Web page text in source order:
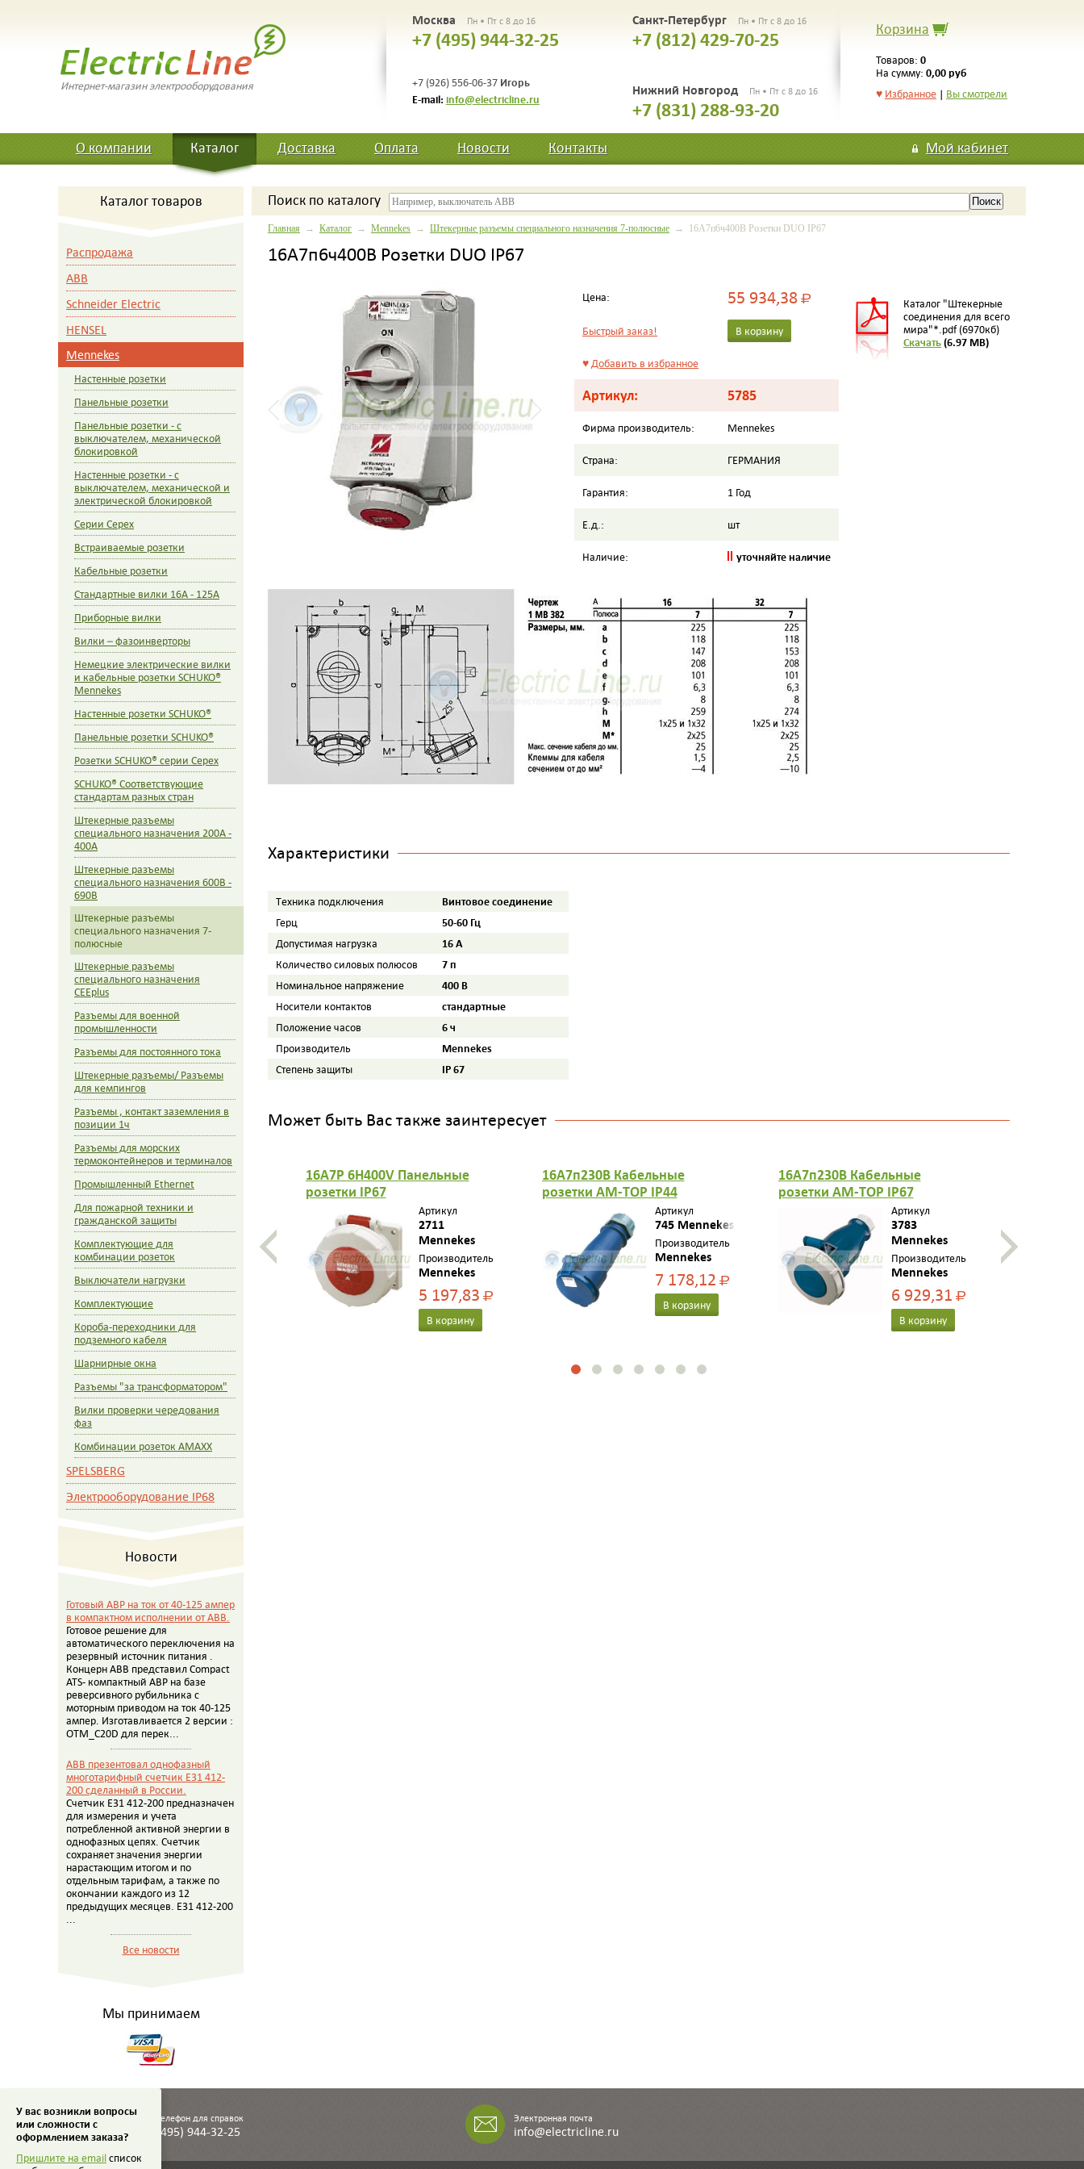
Интернет-магазин электрооборудования
Москва Пн • Пт с 8 до 16
+7 (495) 944-32-25
+7 (926) 556-06-37 Игорь
E-mail: info@electricline.ru
Санкт-Петербург Пн • Пт с 8 до 16
+7 (812) 429-70-25
Нижний Новгород Пн • Пт с 8 до 16
+7 (831) 288-93-20
Корзина
Товаров: 0
На сумму: 0,00 руб
♥ Избранное | Вы смотрели
О компании Каталог Доставка Оплата Новости Контакты Мой кабинет
Каталог товаров
Распродажа
ABB
Schneider Electric
HENSEL
Mennekes
Настенные розетки
Панельные розетки
Панельные розетки - с
выключателем, механической
блокировкой
Настенные розетки - с
выключателем, механической и
электрической блокировкой
Cерии Cepex
Встраиваемые розетки
Кабельные розетки
Стандартные вилки 16A - 125A
Приборные вилки
Вилки – фазоинверторы
Немецкие электрические вилки
и кабельные розетки SCHUKO®
Mennekes
Настенные розетки SCHUKO®
Панельные розетки SCHUKO®
Розетки SCHUKO® серии Cepex
SCHUKO® Cоответствующие
стандартам разных стран
Штекерные разъемы
специального назначения 200A -
400A
Штекерные разъемы
специального назначения 600В -
690В
Штекерные разъемы
специального назначения 7-
полюсные
Штекерные разъемы
специального назначения
CEEplus
Разъемы для военной
промышленности
Разъемы для постоянного тока
Штекерные разъемы/ Разъемы
для кемпингов
Разъемы , контакт заземления в
позиции 1ч
Разъемы для морских
термоконтейнеров и терминалов
Промышленный Ethernet
Для пожарной техники и
гражданской защиты
Комплектующие для
комбинации розеток
Выключатели нагрузки
Комплектующие
Короба-переходники для
подземного кабеля
Шарнирные окна
Разъемы "за трансформатором"
Вилки проверки чередования
фаз
Комбинации розеток AMAXX
SPELSBERG
Электрооборудование IP68
Новости
Готовый АВР на ток от 40-125 ампер
в компактном исполнении от АВВ.
Готовое решение для
автоматического переключения на
резервный источник питания .
Концерн АВВ представил Compact
ATS- компактный АВР на базе
реверсивного рубильника с
моторным приводом на ток 40-125
ампер. Изготавливается 2 версии :
OTM_C20D для перек...
ABB презентовал однофазный
многотарифный счетчик E31 412-
200 сделанный в России.
Счетчик E31 412-200 предназначен
для измерения и учета
потребленной активной энергии в
однофазных цепях. Счетчик
сохраняет значения энергии
нарастающим итогом и по
отдельным тарифам, а также по
окончании каждого из 12
предыдущих месяцев. E31 412-200
...
Все новости
Мы принимаем
Поиск по каталогу
Главная → Каталог → Mennekes → Штекерные разъемы специального назначения 7-полюсные → 16A7п6ч400B Розетки DUO IP67
16A7п6ч400B Розетки DUO IP67
Цена: 55 934,38Р
Быстрый заказ! В корзину
♥Добавить в избранное
Артикул: 5785
Фирма производитель: Mennekes
Страна: ГЕРМАНИЯ
Гарантия: 1 Год
Е.д.: шт
Наличие: уточняйте наличие
Каталог "Штекерные
соединения для всего
мира"*.pdf (6970кб)
Скачать(6.97 MB)
Характеристики
Tехника подключения Винтовое соединение
Герц 50-60 Гц
Допустимая нагрузка 16 A
Количество силовых полюсов 7 п
Номинальное напряжение 400 B
Носители контактов стандартные
Положение часов 6 ч
Производитель Mennekes
Степень защиты IP 67
Может быть Вас также заинтересует
16A7P 6H400V Панельные
розетки IP67
Артикул
2711
Mennekes
Производитель
Mennekes
5 197,83Р
В корзину
16A7п230B Кабельные
розетки AM-TOP IP44
Артикул
745 Mennekes
Производитель
Mennekes
7 178,12Р
В корзину
16A7п230B Кабельные
розетки AM-TOP IP67
Артикул
3783
Mennekes
Производитель
Mennekes
6 929,31Р
В корзину
Телефон для справок
(495) 944-32-25
Электронная почта
info@electricline.ru
У вас возникли вопросы
или сложности с
оформлением заказа?
Пришлите на emailсписок